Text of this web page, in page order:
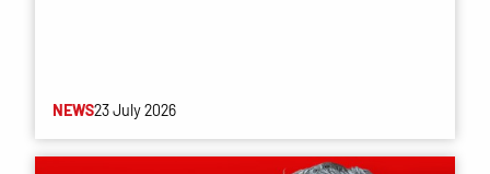
NEWS23 July 2026